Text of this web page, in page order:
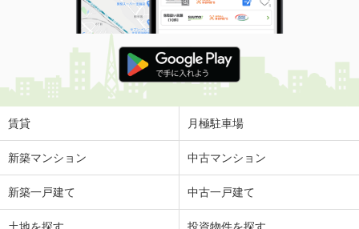
賃貸 月極駐車場
新築マンション 中古マンション
新築一戸建て 中古一戸建て
土地を探す 投資物件を探す